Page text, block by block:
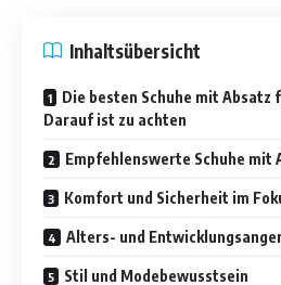
Inhaltsübersicht
Die besten Schuhe mit Absatz
Darauf ist zu achten
Empfehlenswerte Schuhe mit
Komfort und Sicherheit im
Alters- und
Stil und Modebewusstsein